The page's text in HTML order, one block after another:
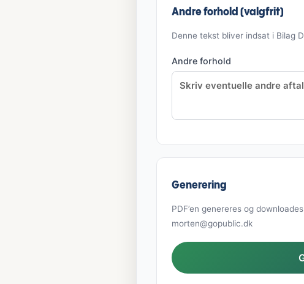
Andre forhold (valgfrit)
Denne tekst bliver indsat i Bilag
Andre forhold
Generering
PDF’en genereres og
morten@gopublic.dk